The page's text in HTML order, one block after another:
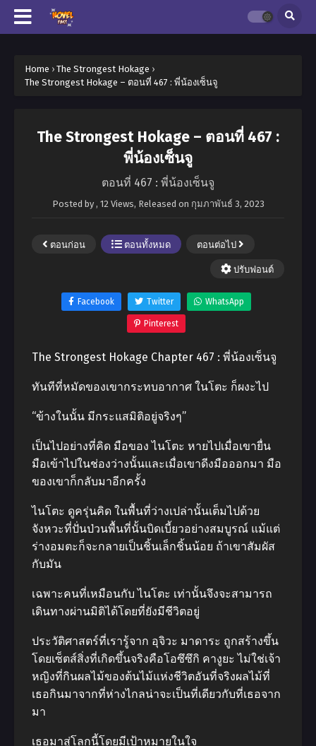
Home › The Strongest Hokage ›
The Strongest Hokage – ตอนที่ 467 : พี่น้องเซ็นจู
The Strongest Hokage – ตอนที่ 467 :
พี่น้องเซ็นจู
ตอนที่ 467 : พี่น้องเซ็นจู
Posted by , 12 Views, Released on กุมภาพันธ์ 3, 2023
ตอนก่อน ตอนทั้งหมด ตอนต่อไป
ปรับฟอนต์
Facebook Twitter WhatsApp
Pinterest
The Strongest Hokage Chapter 467 : พี่น้องเซ็นจู
ทันทีที่หมัดของเขากระทบอากาศ ในโตะ ก็ผงะไป
“ข้างในนั้น มีกระแสมิติอยู่จริงๆ”
เป็นไปอย่างที่คิด มือของ ไนโตะ หายไปเมื่อเขายื่น
มือเข้าไปในช่องว่างนั้นและเมื่อเขาดีงมือออกมา มือ
ของเขาก็กลับมาอีกครั้ง
ไนโตะ ดูครุ่นคิด ในพื้นที่ว่างเปล่านั้นเต็มไปด้วย
จังหวะที่ปั่นป่วนพื้นที่นั้นบิดเบี้ยวอย่างสมบูรณ์ แม้แต่
ร่างอมตะก็จะกลายเป็นชิ้นเล็กชิ้นน้อย ถ้าเขาสัมผัส
กับมัน
เฉพาะคนที่เหมือนกับ ไนโตะ เท่านั้นจึงจะสามารถ
เดินทางผ่านมิติได้โดยที่ยังมีชีวิตอยู่
ประวัติศาสตร์ที่เรารู้จาก อุจิวะ มาดาระ ถูกสร้างขึ้น
โดยเซ็ตส์สิ่งที่เกิดขึ้นจริงคือโอซึซึกิ คางูยะ ไม่ใช่เจ้า
หญิงที่กินผลไม้ของต้นไม้แห่งชีวิตอันที่จริงผลไม้ที่
เธอกินมาจากที่ห่างไกลน่าจะเป็นที่เดียวกับที่เธอจาก
มา
เธอมาสู่โลกนี้โดยมีเป้าหมายในใจ